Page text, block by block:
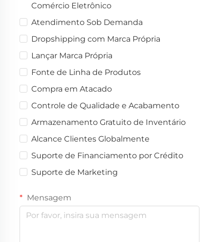
Comércio Eletrônico
Atendimento Sob Demanda
Dropshipping com Marca Própria
Lançar Marca Própria
Fonte de Linha de Produtos
Compra em Atacado
Controle de Qualidade e Acabamento
Armazenamento Gratuito de Inventário
Alcance Clientes Globalmente
Suporte de Financiamento por Crédito
Suporte de Marketing
Mensagem